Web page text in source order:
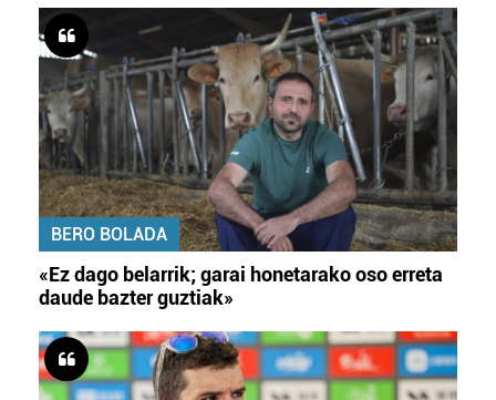
BERO BOLADA
«Ez dago belarrik; garai honetarako oso erreta
daude bazter guztiak»